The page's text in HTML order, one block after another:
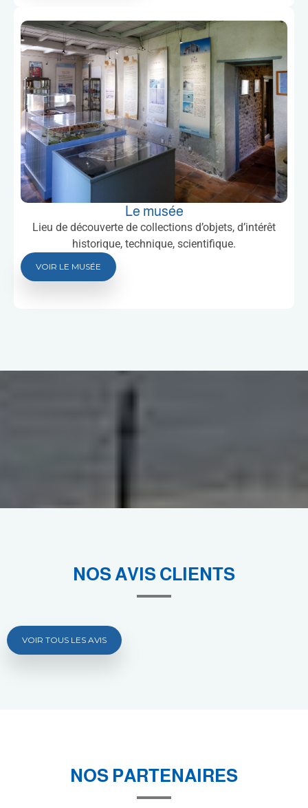
Le musée
Lieu de découverte de collections d’objets, d’intérêt
historique, technique, scientifique.
VOIR LE MUSÉE
NOS AVIS CLIENTS
VOIR TOUS LES AVIS
NOS PARTENAIRES